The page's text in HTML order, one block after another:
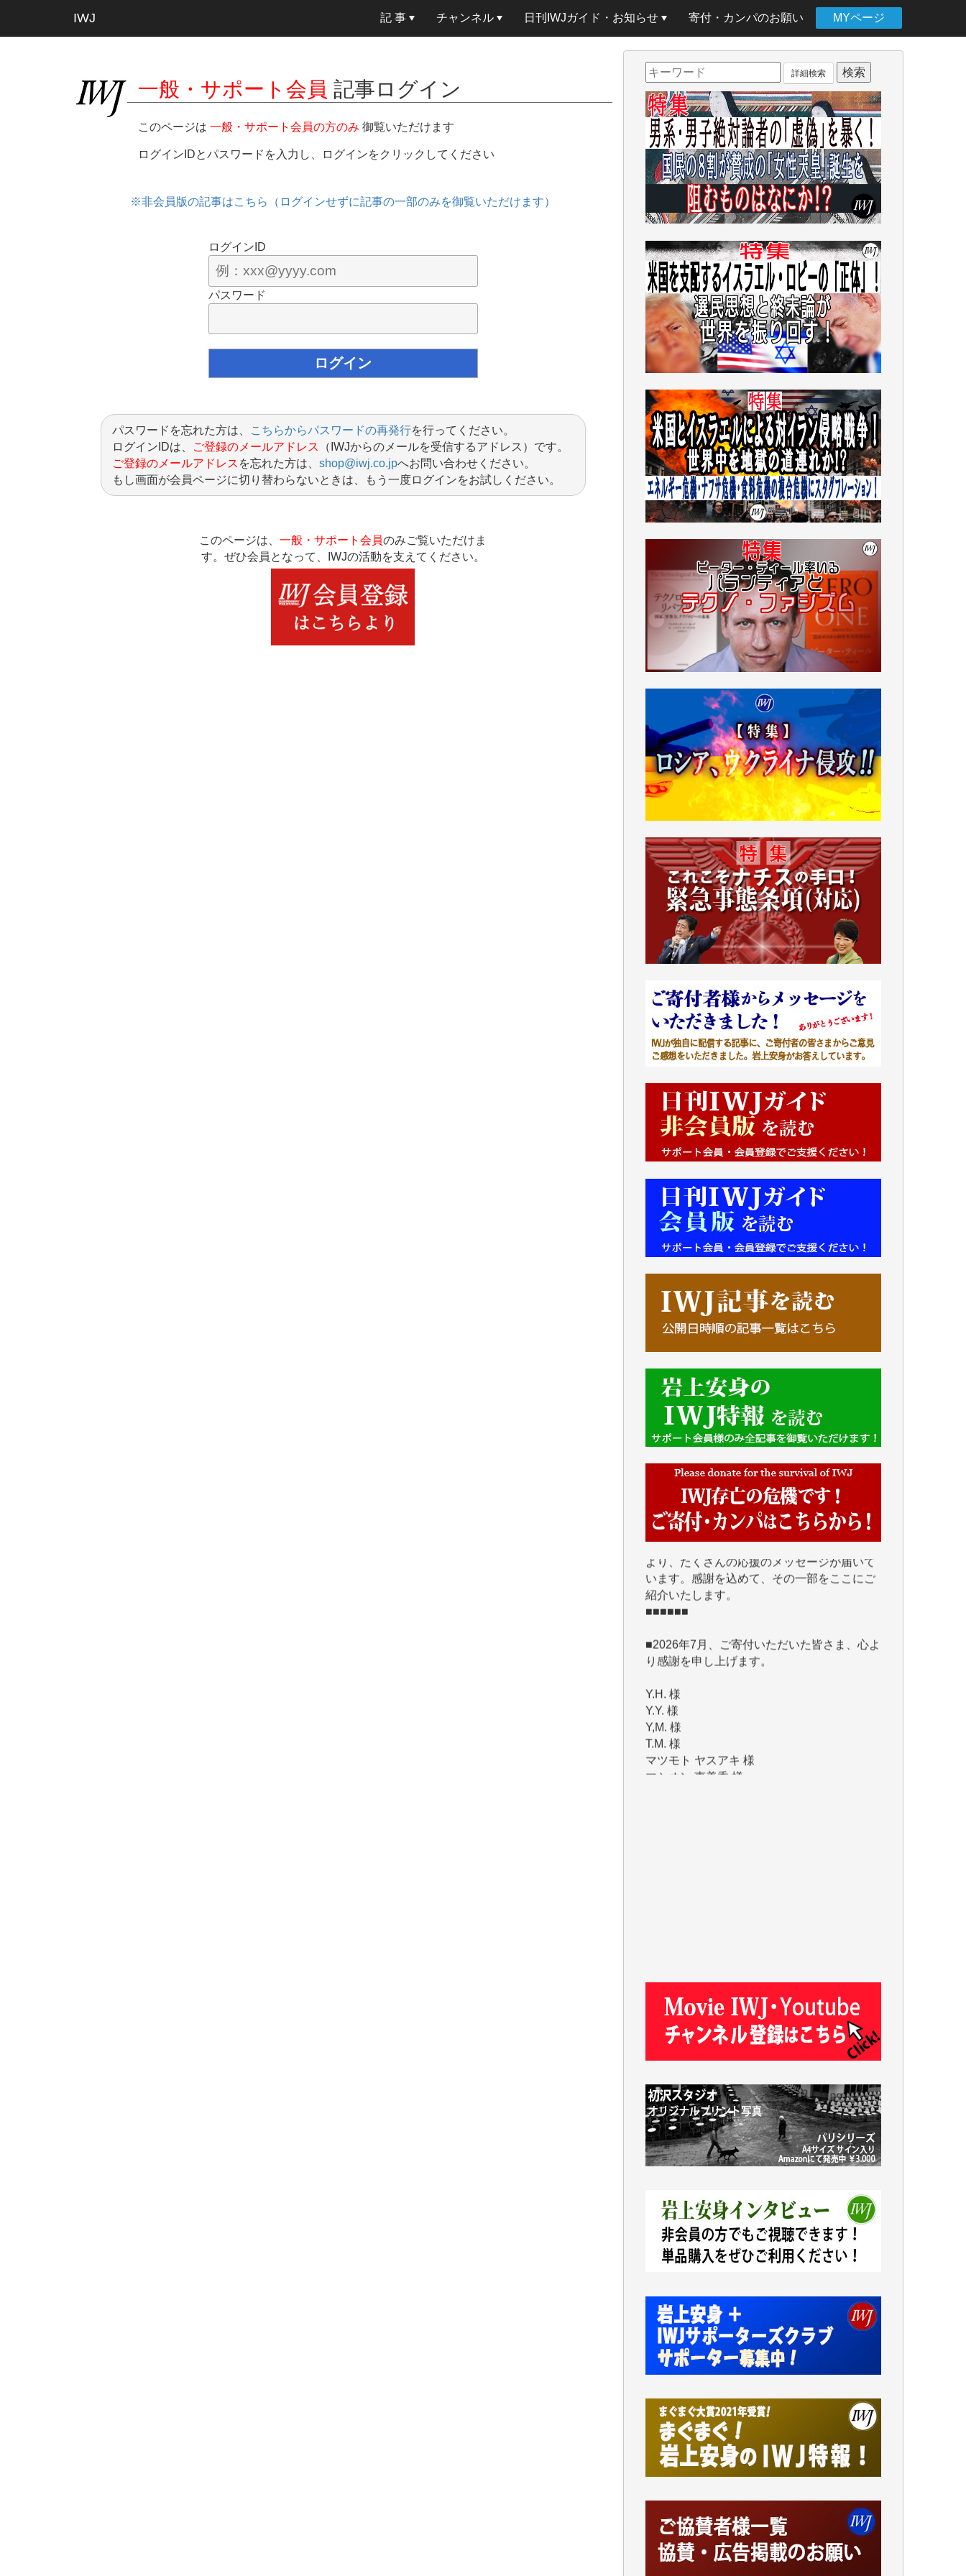
IWJ 記 事 チャンネル 日刊IWJガイド・お知らせ 寄付・カンパのお願い MYページ
一般・サポート会員 記事ログイン
このページは 一般・サポート会員の方のみ 御覧いただけます
ログインIDとパスワードを入力し、ログインをクリックしてください
※非会員版の記事はこちら（ログインせずに記事の一部のみを御覧いただけます）
ログインID
パスワード
パスワードを忘れた方は、 こちらからパスワードの再発行を行ってください。
ログインIDは、
ご登録のメールアドレス （IWJからのメールを受信するアドレス）です。
ご登録のメールアドレス を忘れた方は、 shop@iwj.co.jpへお問い合わせください。
もし画面が会員ページに切り替わらないときは、もう一度ログインをお試しください。
このページは、 一般・サポート会員のみご覧いただけま
す。ぜひ会員となって、IWJの活動を支えてください。
詳細検索
IWJには、ご寄付・カンパをいただいた方々
より、たくさんの応援のメッセージが届いて
紹介いたします。
■■■■■■
■2026年7月、ご寄付いただいた皆さま、心よ
Y.H. 様
Y,M. 様
T.M. 様
マツモト ヤスアキ 様
マシオン 恵美香 様
岩井 祐子 様
マシオン恵美香 様
平野智生 様
山本賢二 様
吉住俊昭 様
金 盛起 様
塩川 晃平 様
松本益美 様
井出 隆太 様
及川昭男 様
藤岡比左志 様
井出 隆太 様
小池説夫 様
アオキカナメ 様
です。市民側に立つ講演会にIWJのカメラマ
ンをよく拝見しております。コンテンツが失
われるのはあまりにもったいない。少しでも
お役立てください。（H.O.様）
様）
今日、僅かですがカンパしました。IWJの危
機を乗り切るには到底及ばない額ですが病気
の妻を抱えている私にとっては精一杯のカン
かねてよりIWJが発してきた膨大な取材記事
や解説記事、そして各界の方々とのインタビ
ューは大袈裟ではなく、極めて重要な知的財
産だと思っています。